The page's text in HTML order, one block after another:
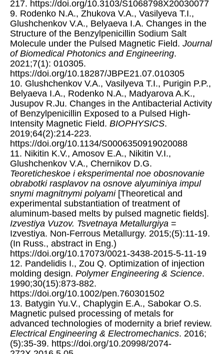
217. https://doi.org/10.3103/S1068798X20030077
9. Rodenko N.A., Zhukova V.A., Vasilyeva T.I.,
Glushchenkov V.A., Belyaeva I.A. Changes in the
Structure of the Benzylpenicillin Sodium Salt
Molecule under the Pulsed Magnetic Field. Journal
of Biomedical Photonics and Engineering.
2021;7(1): 010305.
https://doi.org/10.18287/JBPE21.07.010305
10. Glushchenkov V.A., Vasilyeva T.I., Purigin P.P.,
Belyaeva I.A., Rodenko N.A., Madyarova A.K.,
Jusupov R.Ju. Changes in the Antibacterial Activity
of Benzylpenicillin Exposed to a Pulsed High-
Intensity Magnetic Field. BIOPHYSICS.
2019;64(2):214-223.
https://doi.org/10.1134/S0006350919020088
11. Nikitin K.V., Amosov E.A., Nikitin V.I.,
Glushchenkov V.A., Chernikov D.G.
Teoreticheskoe i eksperimental noe obosnovanie
obrabotki rasplavov na osnove alyuminiya impul
snymi magnitnymi polyami[Theoretical and
experimental substantiation of treatment of
aluminum-based melts by pulsed magnetic fields].
Izvestiya Vuzov. Tsvetnaya Metallurgiya =
Izvestiya. Non-Ferrous Metallurgy. 2015;(5):11-19.
(In Russ., abstract in Eng.)
https://doi.org/10.17073/0021-3438-2015-5-11-19
12. Pandelidis I., Zou Q. Optimization of injection
molding design. Polymer Engineering & Science.
1990;30(15):873-882.
https://doi.org/10.1002/pen.760301502
13. Batygin Yu.V., Chaplygin E.A., Sabokar O.S.
Magnetic pulsed processing of metals for
advanced technologies of modernity a brief review.
Electrical Engineering & Electromechanics. 2016;
(5):35-39. https://doi.org/10.20998/2074-